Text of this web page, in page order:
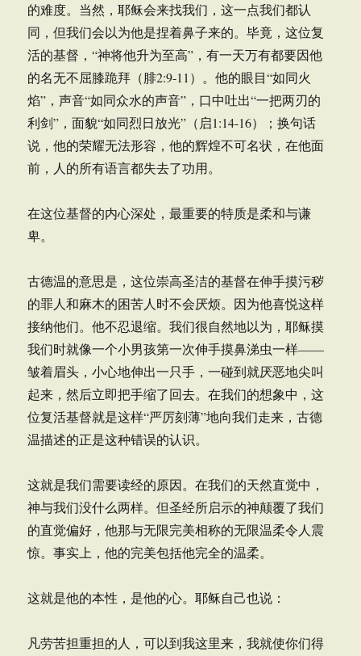
的难度。当然，耶稣会来找我们，这一点我们都认
同，但我们会以为他是捏着鼻子来的。毕竟，这位复
活的基督，“神将他升为至高”，有一天万有都要因他
的名无不屈膝跪拜（腓2:9-11）。他的眼目“如同火
焰”，声音“如同众水的声音”，口中吐出“一把两刃的
利剑”，面貌“如同烈日放光”（启1:14-16）；换句话
说，他的荣耀无法形容，他的辉煌不可名状，在他面
前，人的所有语言都失去了功用。
在这位基督的内心深处，最重要的特质是柔和与谦
卑。
古德温的意思是，这位崇高圣洁的基督在伸手摸污秽
的罪人和麻木的困苦人时不会厌烦。因为他喜悦这样
接纳他们。他不忍退缩。我们很自然地以为，耶稣摸
我们时就像一个小男孩第一次伸手摸鼻涕虫一样——
皱着眉头，小心地伸出一只手，一碰到就厌恶地尖叫
起来，然后立即把手缩了回去。在我们的想象中，这
位复活基督就是这样“严厉刻薄”地向我们走来，古德
温描述的正是这种错误的认识。
这就是我们需要读经的原因。在我们的天然直觉中，
神与我们没什么两样。但圣经所启示的神颠覆了我们
的直觉偏好，他那与无限完美相称的无限温柔令人震
惊。事实上，他的完美包括他完全的温柔。
这就是他的本性，是他的心。耶稣自己也说：
凡劳苦担重担的人，可以到我这里来，我就使你们得